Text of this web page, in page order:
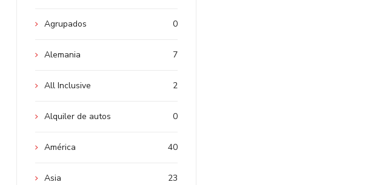
0
Agrupados
7
Alemania
2
All Inclusive
0
Alquiler de autos
40
América
23
Asia